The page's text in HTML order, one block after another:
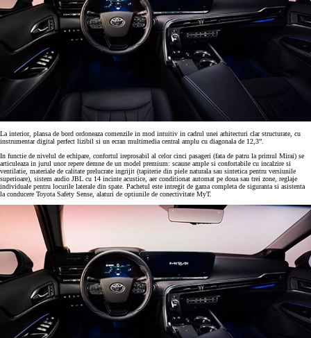
La interior, plansa de bord ordoneaza comenzile in mod intuitiv in cadrul unei arhitecturi clar structurate, cu
instrumentar digital perfect lizibil si un ecran multimedia central amplu cu diagonala de 12,3”.
In functie de nivelul de echipare, confortul ireprosabil al celor cinci pasageri (fata de patru la primul Mirai) se
articuleaza in jurul unor repere demne de un model premium: scaune ample si confortabile cu incalzire si
ventilatie, materiale de calitate prelucrate ingrijit (tapiterie din piele naturala sau sintetica pentru versiunile
superioare), sistem audio JBL cu 14 incinte acustice, aer conditionat automat pe doua sau trei zone, reglaje
individuale pentru locurile laterale din spate. Pachetul este intregit de gama completa de siguranta si asistenta
la conducere Toyota Safety Sense, alaturi de optiunile de conectivitate MyT.